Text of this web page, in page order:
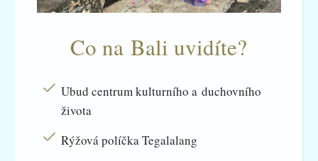
Co na Bali uvidíte?
Ubud centrum kulturního a duchovního
života
Rýžová políčka Tegalalang